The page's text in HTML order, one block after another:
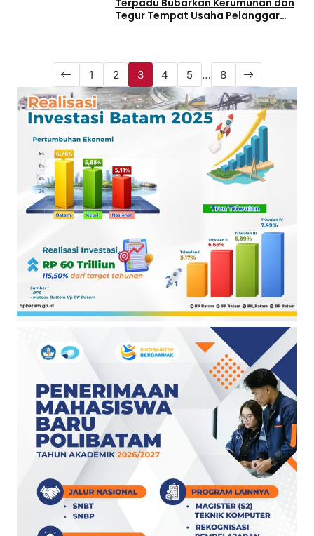
Terpadu Bubarkan Kerumunan dan
Tegur Tempat Usaha Pelanggar
1 2 3 4 5 … 8